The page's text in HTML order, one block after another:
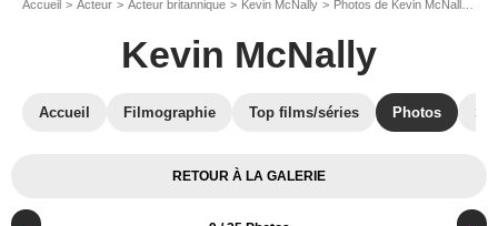
Accueil Acteur Acteur britannique Kevin McNally Photos de Kevin McNally
Kevin McNally
Accueil Filmographie Top films/séries Photos
RETOUR À LA GALERIE